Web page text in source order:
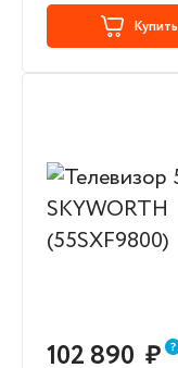
Купить
102 890 ₽